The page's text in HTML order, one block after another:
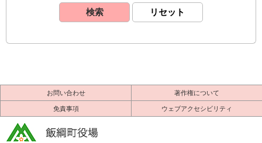
お問い合わせ 著作権について
免責事項 ウェブアクセシビリティ